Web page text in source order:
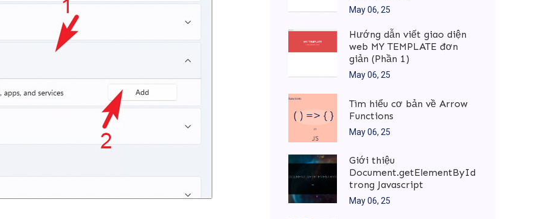
May 06, 25
Hướng dẫn viết giao diện
web MY TEMPLATE đơn
giản (Phần 1)
May 06, 25
Tìm hiểu cơ bản về Arrow
Functions
May 06, 25
Giới thiệu
Document.getElementById
trong Javascript
May 06, 25